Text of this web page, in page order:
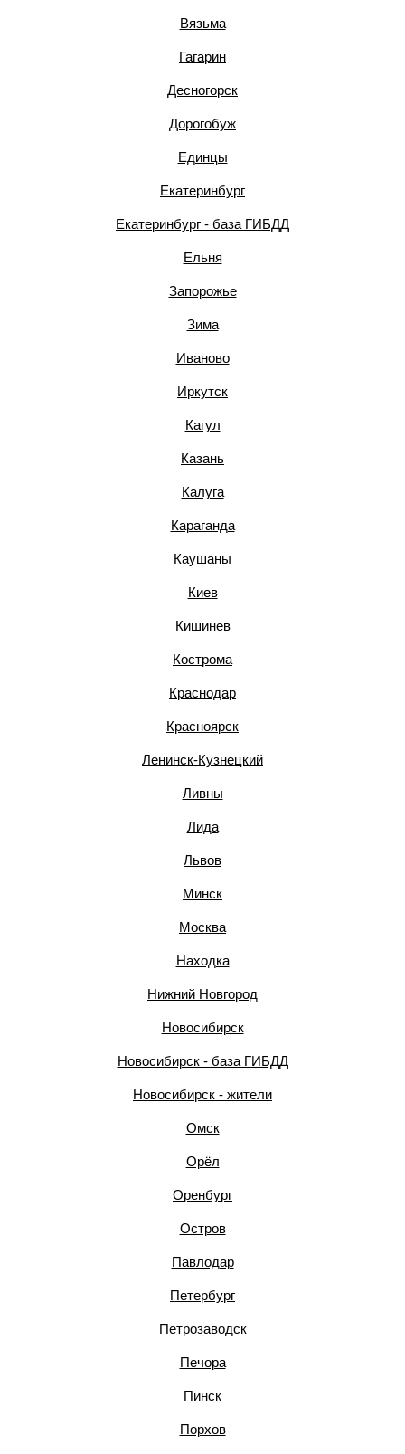
Вязьма
Гагарин
Десногорск
Дорогобуж
Единцы
Екатеринбург
Екатеринбург - база ГИБДД
Ельня
Запорожье
Зима
Иваново
Иркутск
Кагул
Казань
Калуга
Караганда
Каушаны
Киев
Кишинев
Кострома
Краснодар
Красноярск
Ленинск-Кузнецкий
Ливны
Лида
Львов
Минск
Москва
Находка
Нижний Новгород
Новосибирск
Новосибирск - база ГИБДД
Новосибирск - жители
Омск
Орёл
Оренбург
Остров
Павлодар
Петербург
Петрозаводск
Печора
Пинск
Порхов